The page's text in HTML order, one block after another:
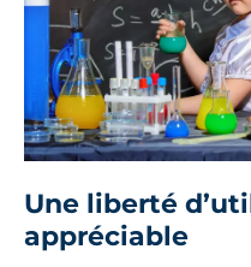
Une liberté
appréciable